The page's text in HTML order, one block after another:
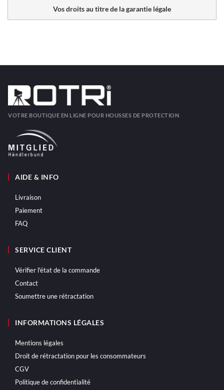
Vos droits au titre de la garantie légale
VOTRE BOUTIQUE EN LIGNE POUR HOUSSES DE PROTECTION
AIDE & INFO
Livraison
Paiement
FAQ
SERVICE CLIENT
Vérifier l'état de la commande
Contact
Soumettre une rétractation
INFORMATIONS LÉGALES
Mentions légales
Droit de rétractation pour les consommateurs
CGV
Politique de confidentialité